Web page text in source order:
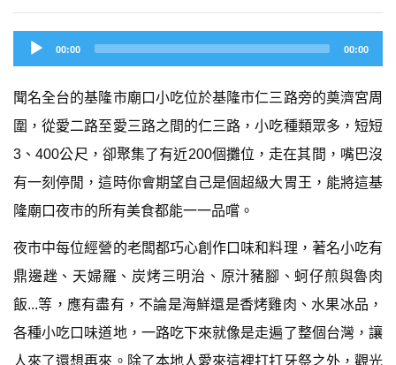
Audio
Player
00:00 00:00
聞名全台的基隆市廟口小吃位於基隆市仁三路旁的奠濟宮周
圍，從愛二路至愛三路之間的仁三路，小吃種類眾多，短短
3、400公尺，卻聚集了有近200個攤位，走在其間，嘴巴沒
有一刻停閒，這時你會期望自己是個超級大胃王，能將這基
隆廟口夜市的所有美食都能一一品嚐。
夜市中每位經營的老闆都巧心創作口味和料理，著名小吃有
鼎邊趖、天婦羅、炭烤三明治、原汁豬腳、蚵仔煎與魯肉
飯...等，應有盡有，不論是海鮮還是香烤雞肉、水果冰品，
各種小吃口味道地，一路吃下來就像是走遍了整個台灣，讓
人來了還想再來。除了本地人愛來這裡打打牙祭之外，觀光